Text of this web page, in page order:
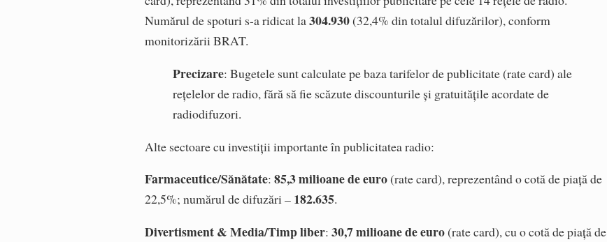
Numărul de spoturi s-a ridicat la304.930(32,4% din totalul difuzărilor), conform
monitorizării BRAT.
Precizare: Bugetele sunt calculate pe baza tarifelor de publicitate (rate card) ale
rețelelor de radio, fără să fie scăzute discounturile și gratuitățile acordate de
radiodifuzori.
Alte sectoare cu investiții importante în publicitatea radio:
Farmaceutice/Sănătate:85,3 milioane de euro(rate card), reprezentând o cotă de piață de
22,5%; numărul de difuzări – 182.635.
Divertisment & Media/Timp liber:30,7 milioane de euro(rate card), cu o cotă de piață de